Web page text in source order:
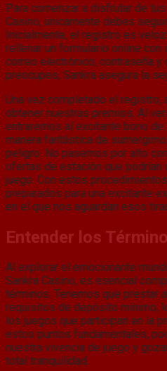
Para comenzar a disfrutar de
Casino, únicamente debes
Inicialmente, el registro es
rellenar un formulario online
correo electrónico, contraseña
preocupes, Sankra asegura la
Una vez completado el registro,
obtener nuestras premios. Al
entraremos al excitante bono
manera fantástica de
peligro. No pasemos por alto
ofertas de estación que podrían
juego. Con estos
preparados para una excitante
en el que nos aguardan esos
Entender los
Al explorar el emocionante
Sankra Casino, es esencial
términos. Tenemos que prestar
requisitos de depósito mínimo,
los juegos que participan en la
estos puntos fundamentales,
nuestra vivencia de juego y
total tranquilidad.